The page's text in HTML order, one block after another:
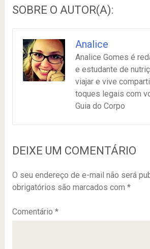
SOBRE O AUTOR(A):
Analice
Analice Gomes é
e estudante de
viajar e vive
toques legais com
Guia do Corpo
DEIXE UM COMENTÁRIO
O seu endereço de e-mail não será
obrigatórios são marcados com *
Comentário *